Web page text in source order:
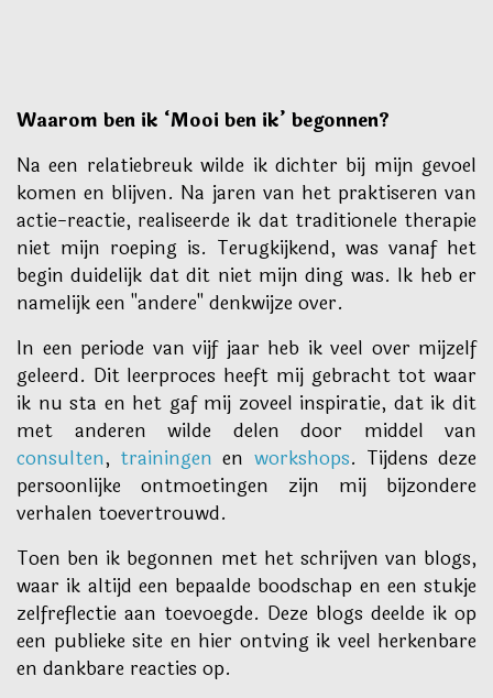
Waarom ben ik ‘Mooi ben ik’ begonnen?
Na een relatiebreuk wilde ik dichter bij mijn gevoel
komen en blijven. Na jaren van het praktiseren van
actie-reactie, realiseerde ik dat traditionele therapie
niet mijn roeping is. Terugkijkend, was vanaf het
begin duidelijk dat dit niet mijn ding was. Ik heb er
namelijk een "andere" denkwijze over.
In een periode van vijf jaar heb ik veel over mijzelf
geleerd. Dit leerproces heeft mij gebracht tot waar
ik nu sta en het gaf mij zoveel inspiratie, dat ik dit
met anderen wilde delen door middel van
consulten, trainingen en workshops. Tijdens deze
persoonlijke ontmoetingen zijn mij bijzondere
verhalen toevertrouwd.
Toen ben ik begonnen met het schrijven van blogs,
waar ik altijd een bepaalde boodschap en een stukje
zelfreflectie aan toevoegde. Deze blogs deelde ik op
een publieke site en hier ontving ik veel herkenbare
en dankbare reacties op.